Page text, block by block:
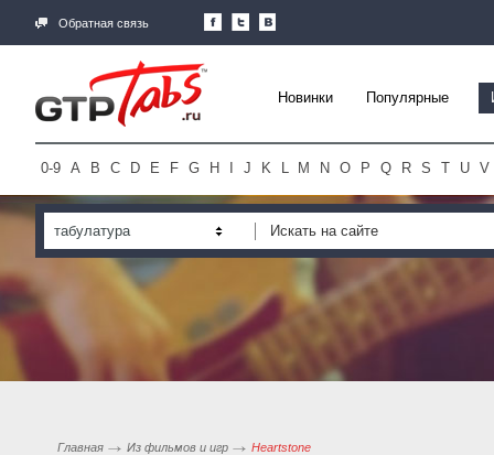
Обратная связь
Новинки Популярные
0-9 A B C D E F G H J K L M N O P Q R S T U V
табулатура
Главная Из фильмов и игр Heartstone